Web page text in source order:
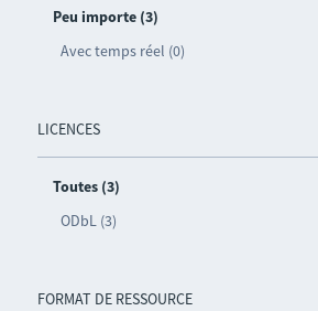
Peu importe (3)
Avec temps réel (0)
LICENCES
Toutes (3)
ODbL (3)
FORMAT DE RESSOURCE